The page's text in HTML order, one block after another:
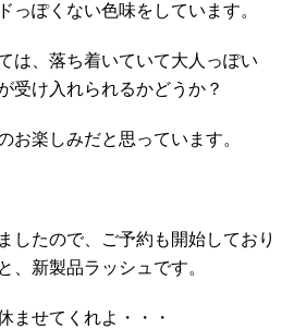
っぽくない色味をしています。
は、落ち着いていて大人っぽい
受け入れられるかどうか？
お楽しみだと思っています。
したので、ご予約も開始しており
、新製品ラッシュです。
ませてくれよ・・・